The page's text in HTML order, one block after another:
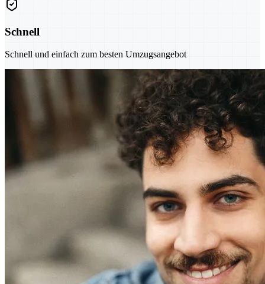
Schnell
Schnell und einfach zum besten Umzugsangebot